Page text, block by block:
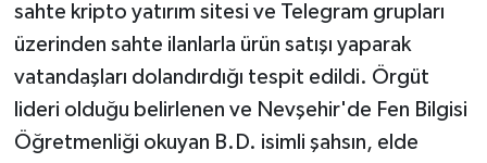
sahte kripto yatırım sitesi ve Telegram grupları
üzerinden sahte ilanlarla ürün satışı yaparak
vatandaşları dolandırdığı tespit edildi. Örgüt
lideri olduğu belirlenen ve Nevşehir'de Fen Bilgisi
Öğretmenliği okuyan B.D. isimli şahsın, elde